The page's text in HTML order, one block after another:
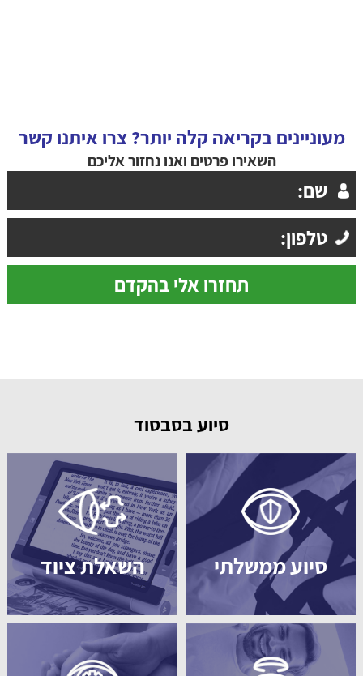
מעוניינים בקריאה קלה יותר? צרו איתנו קשר
השאירו פרטים ואנו נחזור אליכם
סיוע בסבסוד
סיוע ממשלתי השאלת ציוד